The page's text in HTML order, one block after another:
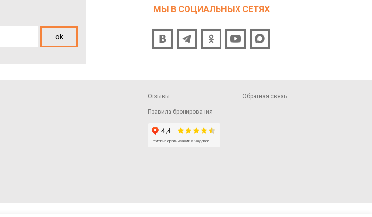
ok
МЫ В СОЦИАЛЬНЫХ СЕТЯХ
Отзывы
Правила бронирования
Обратная связь